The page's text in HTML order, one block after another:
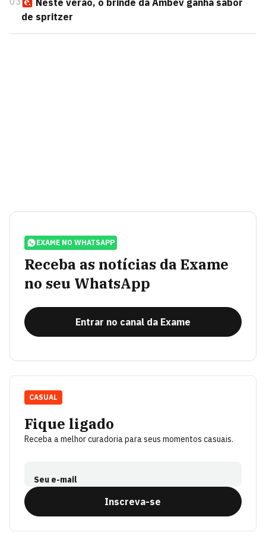
Neste verão, o brinde da Ambev ganha sabor
de spritzer
EXAME NO WHATSAPP
Receba as notícias da Exame
no seu WhatsApp
Entrar no canal da Exame
Fique ligado
Receba a melhor curadoria para seus momentos casuais.
Seu e-mail
Inscreva-se
CASUAL